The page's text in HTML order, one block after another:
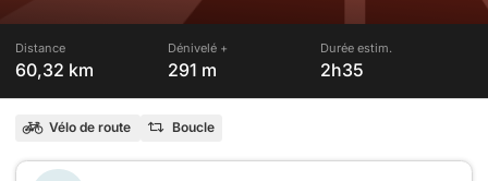
Distance
60,32 km
Dénivelé +
291 m
Durée estim.
2h35
Vélo de route Boucle